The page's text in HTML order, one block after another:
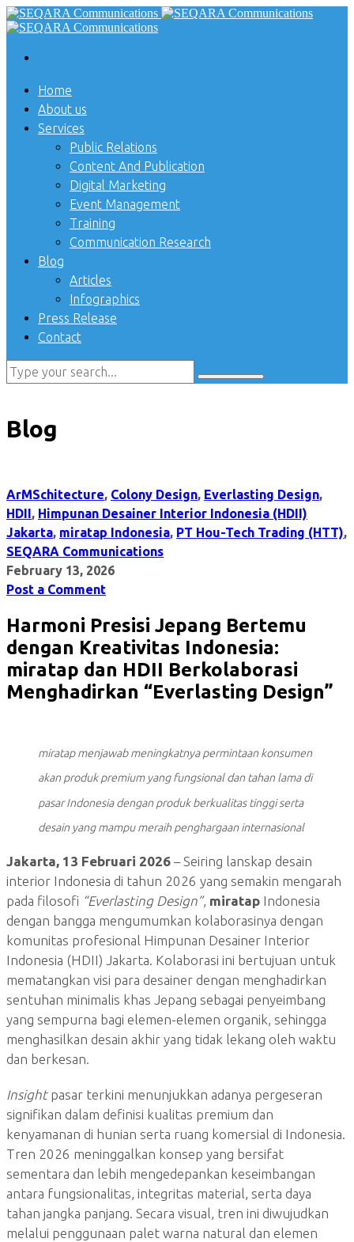
Home
About us
Services
Public Relations
Content And Publication
Digital Marketing
Event Management
Training
Communication Research
Blog
Articles
Infographics
Press Release
Contact
Blog
ArMSchitecture, Colony Design, Everlasting Design,
HDII, Himpunan Desainer Interior Indonesia (HDII)
Jakarta, miratap Indonesia, PT Hou-Tech Trading (HTT),
SEQARA Communications
February 13, 2026
Post a Comment
Harmoni Presisi Jepang Bertemu
dengan Kreativitas Indonesia:
miratap dan HDII Berkolaborasi
Menghadirkan “Everlasting Design”
miratap menjawab meningkatnya permintaan konsumen
akan produk premium yang fungsional dan tahan lama di
pasar Indonesia dengan produk berkualitas tinggi serta
desain yang mampu meraih penghargaan internasional
Jakarta, 13 Februari 2026 – Seiring lanskap desain
interior Indonesia di tahun 2026 yang semakin mengarah
pada filosofi “Everlasting Design”, miratap Indonesia
dengan bangga mengumumkan kolaborasinya dengan
komunitas profesional Himpunan Desainer Interior
Indonesia (HDII) Jakarta. Kolaborasi ini bertujuan untuk
mematangkan visi para desainer dengan menghadirkan
sentuhan minimalis khas Jepang sebagai penyeimbang
yang sempurna bagi elemen-elemen organik, sehingga
menghasilkan desain akhir yang tidak lekang oleh waktu
dan berkesan.
Insightpasar terkini menunjukkan adanya pergeseran
signifikan dalam definisi kualitas premium dan
kenyamanan di hunian serta ruang komersial di Indonesia.
Tren 2026 meninggalkan konsep yang bersifat
sementara dan lebih mengedepankan keseimbangan
antara fungsionalitas, integritas material, serta daya
tahan jangka panjang. Secara visual, tren ini diwujudkan
melalui penggunaan palet warna natural dan elemen